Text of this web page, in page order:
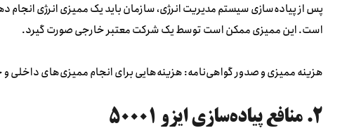
است. این ممیزی ممکن است توسط یک شرکت معتبر خارجی صورت گیرد.
هزینه ممیزی و صدور گواهی‌نامه: هزینه‌هایی برای انجام ممیزی‌های داخلی و خارجی و صدور گواهی
۲. منافع پیاده‌سازی ایزو ۵۰۰۰۱